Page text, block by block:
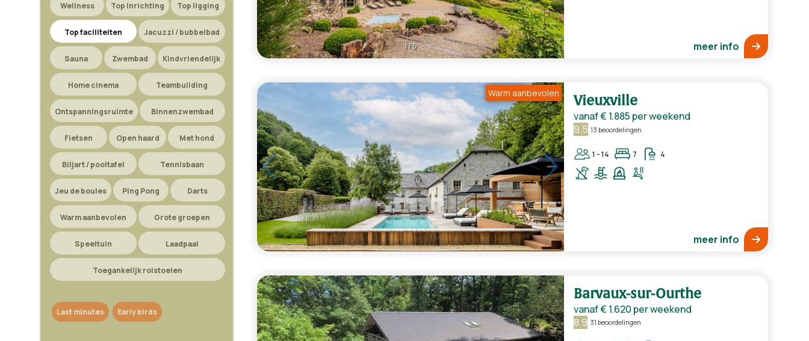
Wellness Top inrichting Top ligging
Top faciliteiten Jacuzzi / bubbelbad
Sauna Zwembad Kindvriendelijk
Home cinema Teambuilding
Ontspanningsruimte Binnenzwembad
Fietsen Open haard Met hond
Biljart / pooltafel Tennisbaan
Jeu de boules Ping Pong Darts
Warm aanbevolen Grote groepen
Speeltuin Laadpaal
Toegankelijk rolstoelen
Last minutes Early birds
meer info
1/5
Vieuxville
vanaf€ 1.885 per weekend
9.5 13 beoordelingen
1 - 14 7 4
meer info
1 /5
Warm aanbevolen
Barvaux-sur-Ourthe
vanaf€ 1.620 per weekend
8.9 31 beoordelingen